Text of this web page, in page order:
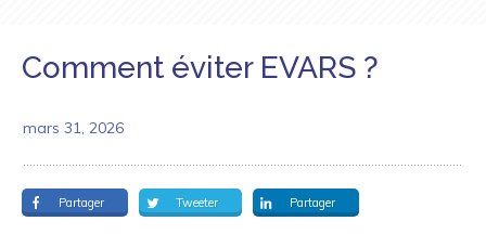
Comment éviter EVARS ?
mars 31, 2026
Partager Tweeter Partager